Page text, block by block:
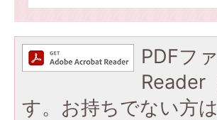
PDFフ
Reader
す。お持ちでない方